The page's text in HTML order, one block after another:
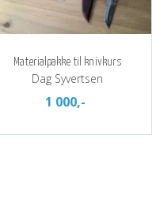
Materialpakke til knivkurs
Dag Syvertsen
1 000,-